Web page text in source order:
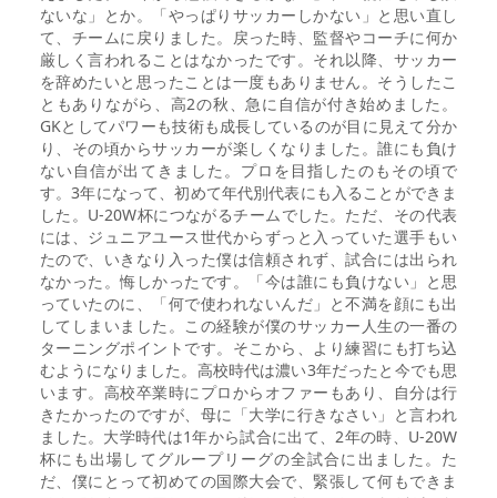
ないな」とか。「やっぱりサッカーしかない」と思い直し
て、チームに戻りました。戻った時、監督やコーチに何か
厳しく言われることはなかったです。それ以降、サッカー
を辞めたいと思ったことは一度もありません。そうしたこ
ともありながら、高2の秋、急に自信が付き始めました。
GKとしてパワーも技術も成長しているのが目に見えて分か
り、その頃からサッカーが楽しくなりました。誰にも負け
ない自信が出てきました。プロを目指したのもその頃で
す。3年になって、初めて年代別代表にも入ることができま
した。U-20W杯につながるチームでした。ただ、その代表
には、ジュニアユース世代からずっと入っていた選手もい
たので、いきなり入った僕は信頼されず、試合には出られ
なかった。悔しかったです。「今は誰にも負けない」と思
っていたのに、「何で使われないんだ」と不満を顔にも出
してしまいました。この経験が僕のサッカー人生の一番の
ターニングポイントです。そこから、より練習にも打ち込
むようになりました。高校時代は濃い3年だったと今でも思
います。高校卒業時にプロからオファーもあり、自分は行
きたかったのですが、母に「大学に行きなさい」と言われ
ました。大学時代は1年から試合に出て、2年の時、U-20W
杯にも出場してグループリーグの全試合に出ました。た
だ、僕にとって初めての国際大会で、緊張して何もできま